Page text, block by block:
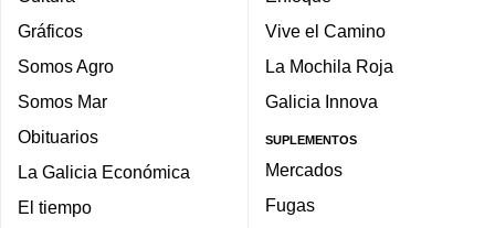
Gráficos
Somos Agro
Somos Mar
Obituarios
La Galicia Económica
El tiempo
Vive el Camino
La Mochila Roja
Galicia Innova
SUPLEMENTOS
Mercados
Fugas